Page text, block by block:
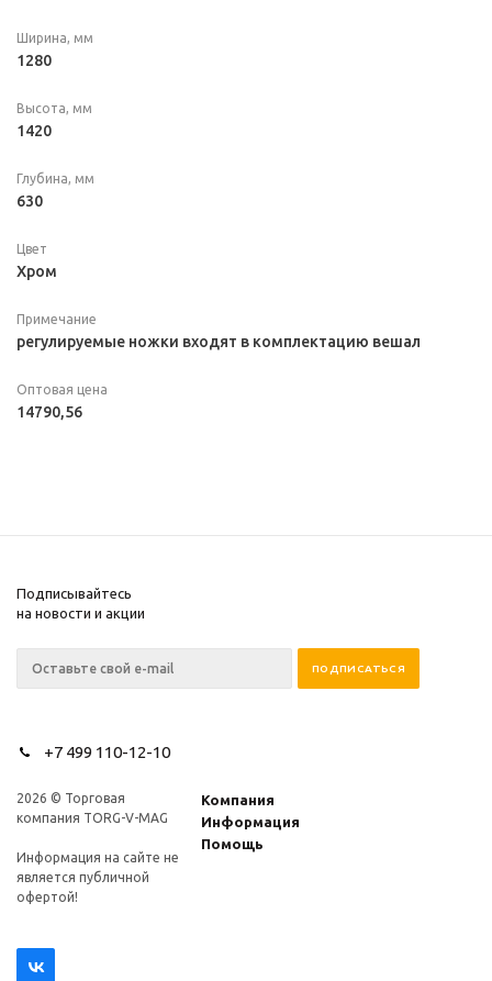
Ширина, мм
1280
Высота, мм
1420
Глубина, мм
630
Цвет
Хром
Примечание
регулируемые ножки входят в комплектацию вешал
Оптовая цена
14790,56
Подписывайтесь
на новости и акции
+7 499 110-12-10
2026 © Торговая
компания TORG-V-MAG
Информация на сайте не
является публичной
офертой!
Компания
Информация
Помощь